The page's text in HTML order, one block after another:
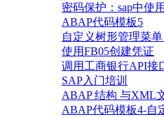
密码保护：sap中使
ABAP代码模板5
自定义树形管理菜单
使用FB05创建凭证
调用工商银行API接
SAP入门培训
ABAP 结构 与XML
ABAP代码模板4-自